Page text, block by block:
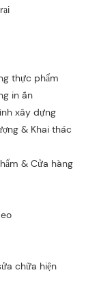
thực phẩm
in ấn
xây dựng
& Khai thác
& Cửa hàng
chữa hiện